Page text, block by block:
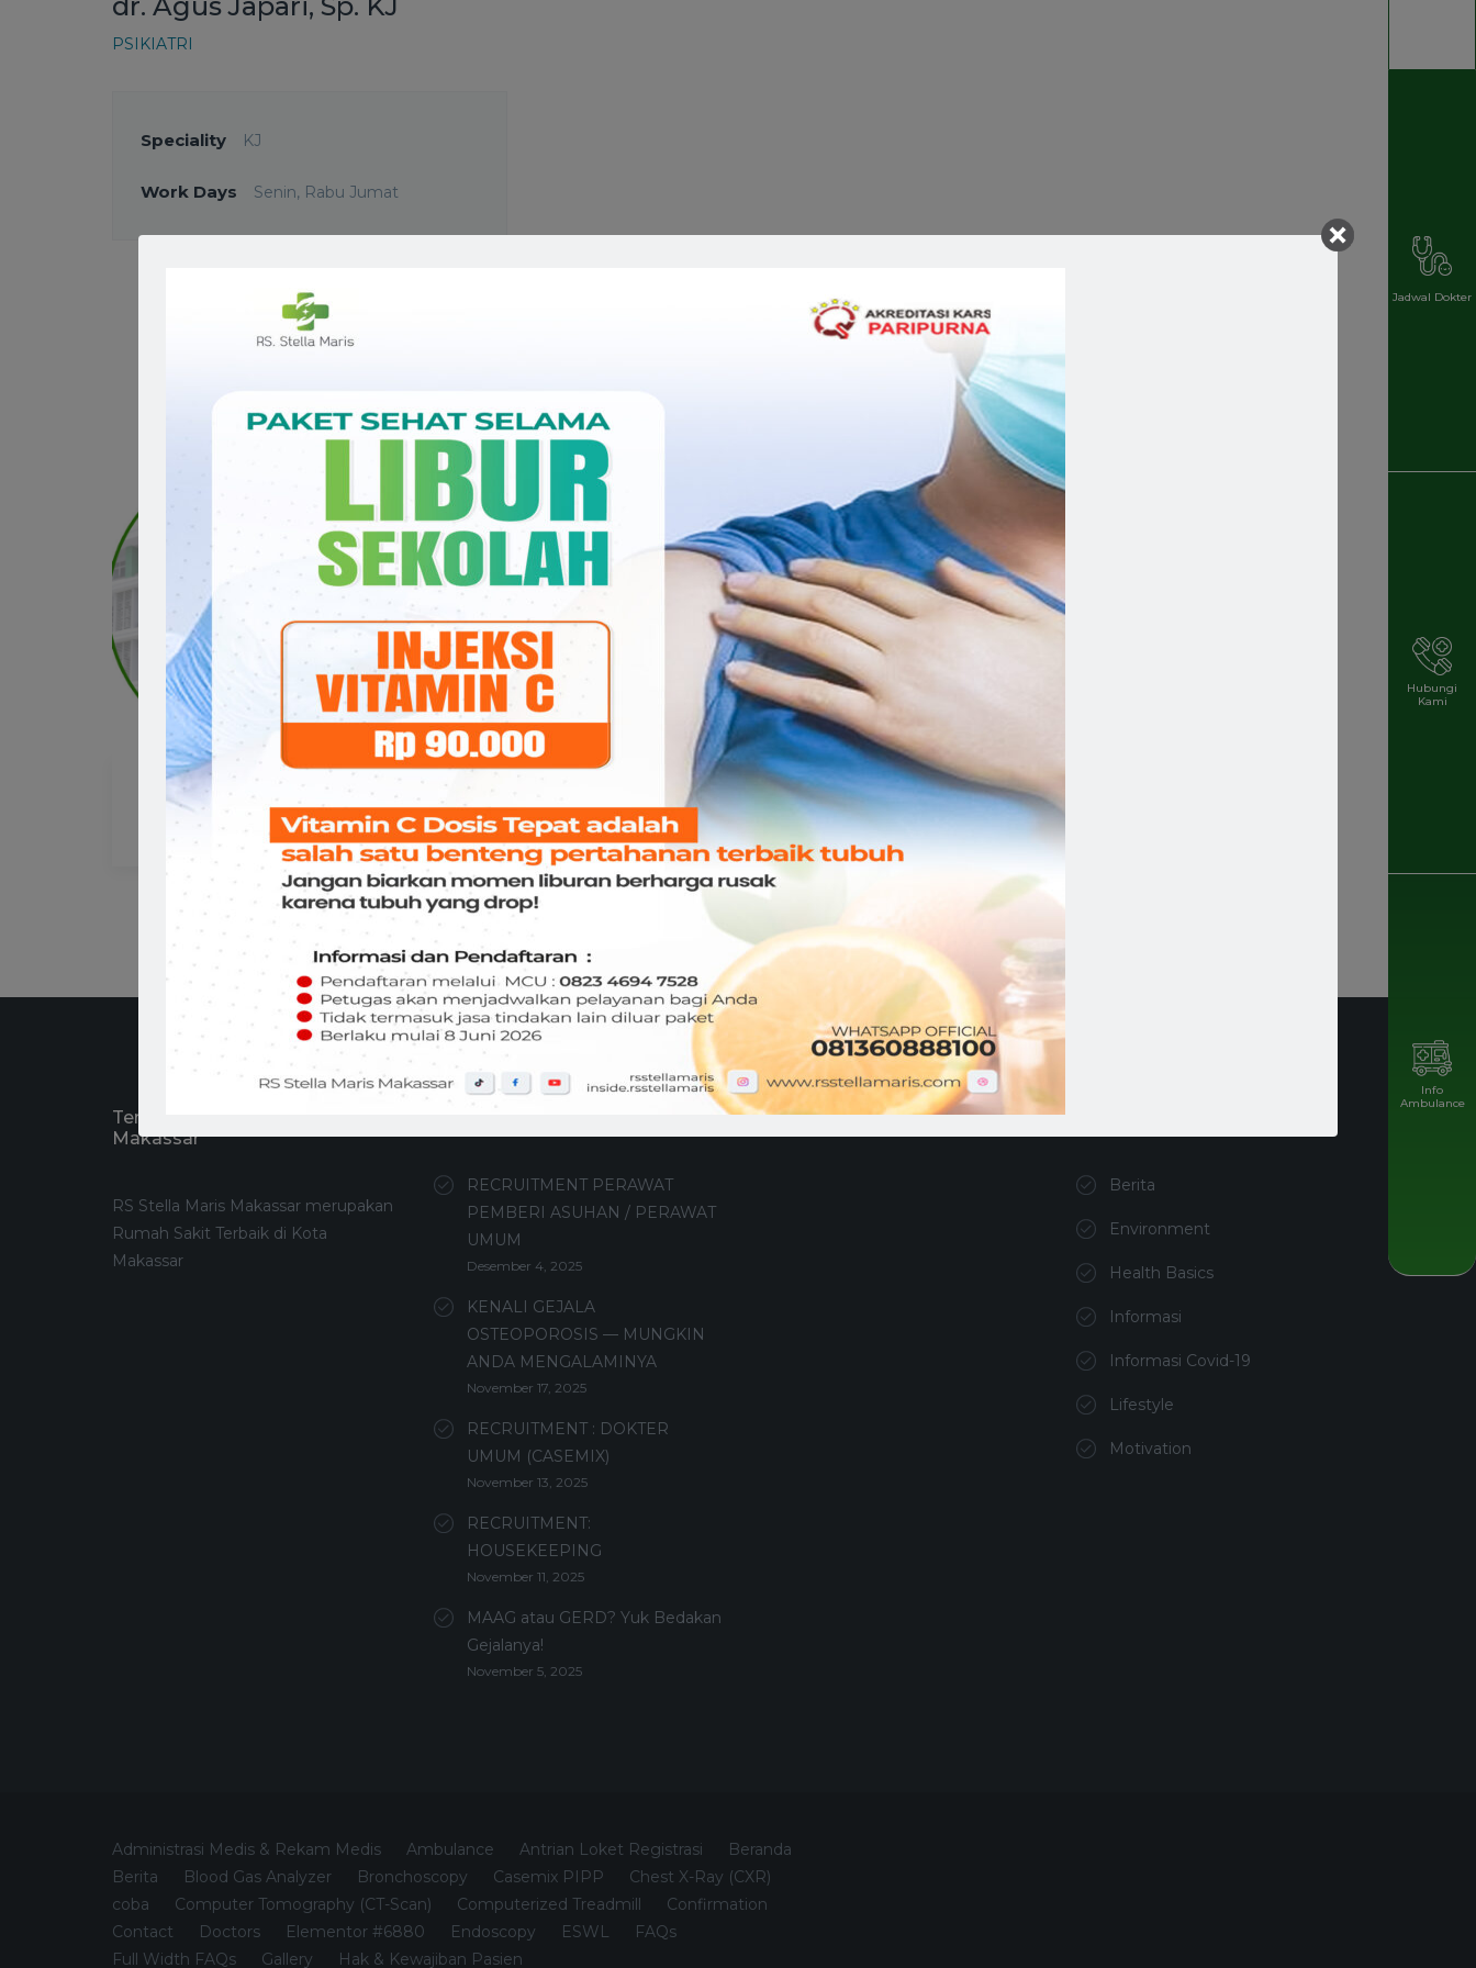
PSIKIATRI
Speciality KJ
Work Days Senin, Rabu Jumat
dr. Dessy Natalia, Sp.KJ
PSIKIATRI
PSIKIATRI
dr. Sheila Sangkereng,
Sp.KJ
PSIKIATRI
Tentang RS Stella Maris
Makassar
RS Stella Maris Makassar merupakan
Rumah Sakit Terbaik di Kota
Makassar
RECRUITMENT PERAWAT
PEMBERI ASUHAN / PERAWAT
UMUM
Desember 4, 2025
KENALI GEJALA
OSTEOPOROSIS — MUNGKIN
ANDA MENGALAMINYA
November 17, 2025
RECRUITMENT : DOKTER
UMUM (CASEMIX)
November 13, 2025
RECRUITMENT:
HOUSEKEEPING
November 11, 2025
MAAG atau GERD? Yuk Bedakan
Gejalanya!
November 5, 2025
Berita
Environment
Health Basics
Informasi
Informasi Covid-19
Lifestyle
Motivation
Administrasi Medis & Rekam Medis Ambulance Antrian Loket Registrasi
Beranda
Berita
Blood Gas Analyzer Bronchoscopy Casemix PIPP
Chest X-Ray (CXR)
coba
Computer Tomography (CT-Scan) Computerized Treadmill
Confirmation
Contact
Doctors Elementor #6880 Endoscopy ESWL
FAQs
Full Width FAQs
Gallery Hak & Kewajiban Pasien
Jadwal Dokter
Hubungi
Kami
Info
Ambulance